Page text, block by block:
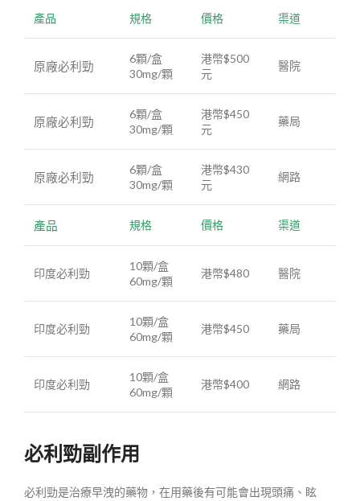
產品 規格 價格 渠道
原廠必利勁
6顆/盒
30mg/顆
港幣$500
元
醫院
原廠必利勁
6顆/盒
30mg/顆
港幣$450
元
藥局
原廠必利勁
6顆/盒
30mg/顆
港幣$430
元
網路
產品 規格 價格 渠道
印度必利勁
10顆/盒
60mg/顆
港幣$480 醫院
印度必利勁
10顆/盒
60mg/顆
港幣$450 藥局
印度必利勁
10顆/盒
60mg/顆
港幣$400 網路
必利勁副作用
必利勁是治療早洩的藥物，在用藥後有可能會出現頭痛、眩